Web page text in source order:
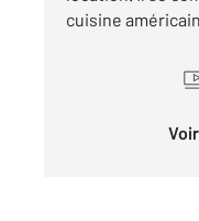
cuisine